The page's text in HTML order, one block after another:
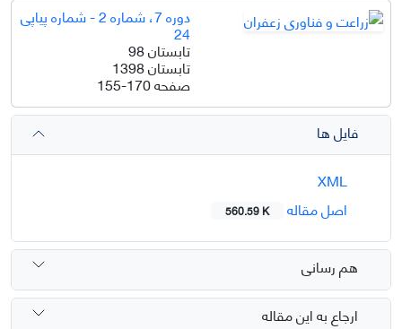
دوره 7، شماره 2 - شماره پیاپی
24
تابستان 98
تابستان 1398
صفحه155-170
فایل ها
اصل مقاله
560.59 K
هم رسانی
ارجاع به این مقاله